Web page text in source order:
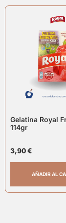
Gelatina Royal
114gr
3,90€
AÑADIR AL